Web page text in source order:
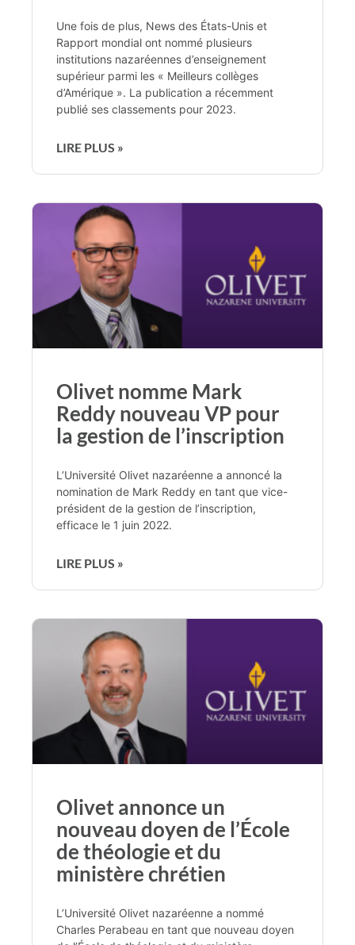
Une fois de plus, News des États-Unis et
Rapport mondial ont nommé plusieurs
institutions nazaréennes d’enseignement
supérieur parmi les « Meilleurs collèges
d’Amérique ». La publication a récemment
publié ses classements pour 2023.
LIRE PLUS »
Olivet nomme Mark
Reddy nouveau VP pour
la gestion de l’inscription
L’Université Olivet nazaréenne a annoncé la
nomination de Mark Reddy en tant que vice-
président de la gestion de l’inscription,
efficace le 1 juin 2022.
LIRE PLUS »
Olivet annonce un
nouveau doyen de l’École
de théologie et du
ministère chrétien
L’Université Olivet nazaréenne a nommé
Charles Perabeau en tant que nouveau doyen